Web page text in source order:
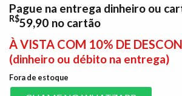
Pague na entrega dinheiro ou
R$59,90 no cartão
À VISTA COM 10% DE
(dinheiro ou débito na entrega)
Fora de estoque